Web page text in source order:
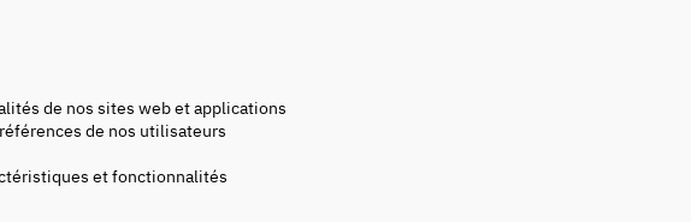
de nos sites web et applications
de nos utilisateurs
et fonctionnalités